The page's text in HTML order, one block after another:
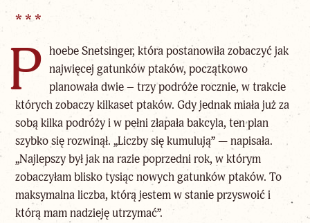
* * *
P hoebe Snetsinger, która postanowiła zobaczyć jak
najwięcej gatunków ptaków, początkowo
planowała dwie – trzy podróże rocznie, w trakcie
których zobaczy kilkaset ptaków. Gdy jednak miała już za
sobą kilka podróży i w pełni złapała bakcyla, ten plan
szybko się rozwinął. „Liczby się kumulują” — napisała.
„Najlepszy był jak na razie poprzedni rok, w którym
zobaczyłam blisko tysiąc nowych gatunków ptaków. To
maksymalna liczba, którą jestem w stanie przyswoić i
którą mam nadzieję utrzymać”.